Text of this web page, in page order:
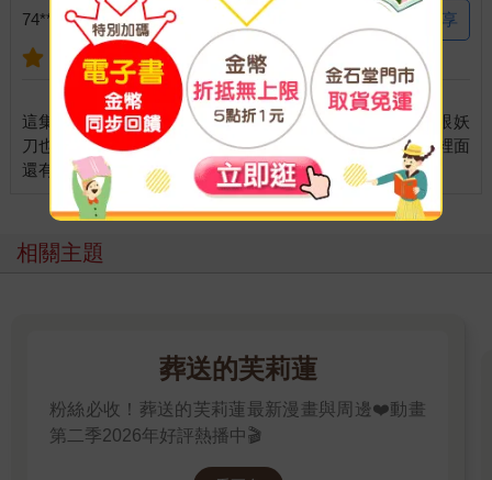
74********182 說： 2025-12-25 分享
這集揭漏了獸禽相血食的起源跟最後的獎賞 沒想到起源跟妖
刀也有關係 最後的獎賞很像李奧納多演的那部全面啟動 裡面
相關主題
葬送的芙莉蓮
粉絲必收！葬送的芙莉蓮最新漫畫與周邊❤️動畫
第二季2026年好評熱播中🎬